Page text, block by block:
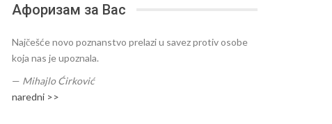
Афоризам за Вас
Najčešće novo poznanstvo prelazi u savez protiv osobe
koja nas je upoznala.
— Mihajlo Ćirković
naredni >>